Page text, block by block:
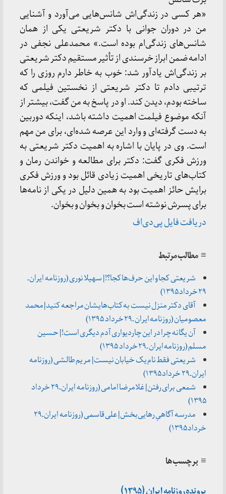
«هر کسی در زندگی‌اش شانس‌هایی می‌آورد و آشنایی
من در دوران جوانی با دکتر شریعتی یکی از همان
شانس‌های زندگی‌ام بوده است.» محمدعلی نجفی در
ادامه ضمن ابراز خرسندی از تأثیر مستقیم دکتر شریعتی
بر زندگی‌اش یادآور شد: خوب به خاطر دارم روزی را که
ترتیبی دادم تا دکتر شریعتی از نخستین فیلمی که
ساخته بودم، دیدن کند. او در پاسخ به من گفت، بیشتر از
آنکه موضوع فیلمت اهمیت داشته باشد، اینکه دوربین
به دست گرفته‌ای و وارد این عرصه شده‌ای، برای من مهم
است. وی در پایان با اشاره به اهمیت دکتر شریعتی به
ورزش فکری گفت: دکتر برای مطالعه و خواندن رمان و
کتاب‌های تاریخی اهمیت زیادی قائل بود و ورزش فکری
برایش حائز اهمیت بود به همین دلیل در یکی از نامه‌ها
برای پسرش نوشته است بخوان و بخوان و بخوان.
دریافت فایل پی‌دی‌اف
≡ مطالب مرتبط
شریعتی کجا و این حرف‌ها کجا؟! | سهیلا نوری (روزنامه ایران ـ
۲۹ خرداد ۱۳۹۵)
آقای دکتر منزل نیست به کتاب‌هایشان مراجعه کنید | محمد
معصومیان (روزنامه ایران ـ ۲۹ خرداد ۱۳۹۵)
آن یگانه چرا در این چاردیواری آدم دیگری است! | حسین
مسلم (روزنامه ایران ـ ۲۹ خرداد ۱۳۹۵)
شریعتی فقط نام یک خیابان نیست | مریم طالشی (روزنامه
ایران ـ ۲۹ خرداد ۱۳۹۵)
شمعی برای رفتن | غلامرضا امامی (روزنامه ایران ـ ۲۹ خرداد
۱۳۹۵)
مدرسه آگاهیِ رهایی‌بخش | علی قاسمی (روزنامه ایران ـ ۲۹
خرداد ۱۳۹۵)
≡ برچسب‌ها